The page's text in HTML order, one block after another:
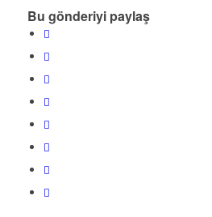
Bu gönderiyi paylaş